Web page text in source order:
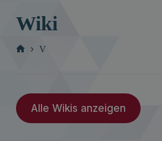
Wiki
V
Alle Wikis anzeigen